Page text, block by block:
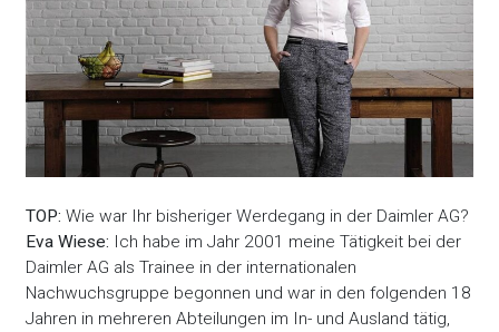
TOP: Wie war Ihr bisheriger Werdegang in der Daimler AG?
Eva Wiese: Ich habe im Jahr 2001 meine Tätigkeit bei der
Daimler AG als Trainee in der internationalen
Nachwuchsgruppe begonnen und war in den folgenden 18
Jahren in mehreren Abteilungen im In- und Ausland tätig,